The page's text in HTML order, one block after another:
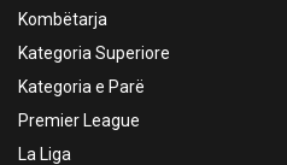
Kombëtarja
Kategoria Superiore
Kategoria e Parë
Premier League
La Liga